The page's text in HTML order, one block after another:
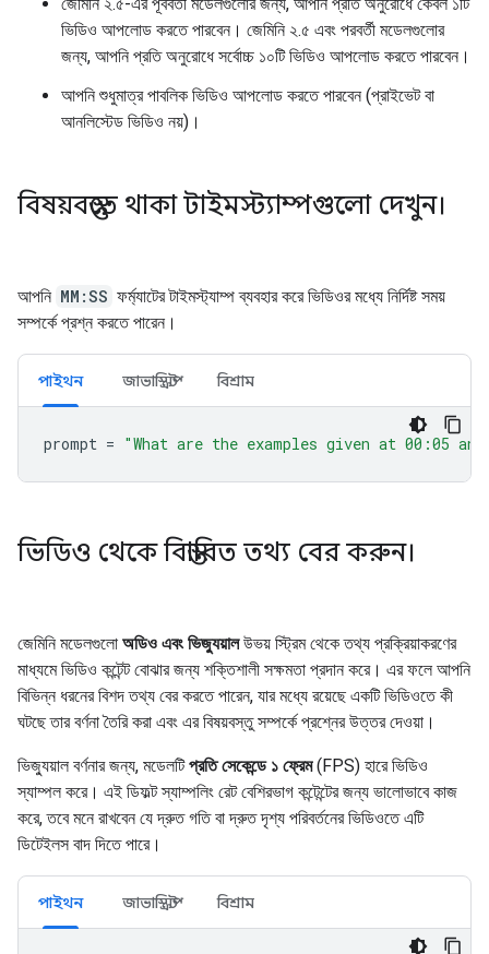
ভিডিও আপলোড করতে পারবেন। জেমিনি ২.৫ এবং পরবর্তী মডেলগুলোর
জন্য, আপনি প্রতি অনুরোধে সর্বোচ্চ ১০টি ভিডিও আপলোড করতে পারবেন।
আপনি শুধুমাত্র পাবলিক ভিডিও আপলোড করতে পারবেন (প্রাইভেট বা
আনলিস্টেড ভিডিও নয়)।
বিষয়বস্তুতে থাকা টাইমস্ট্যাম্পগুলো দেখুন।
আপনি MM:SS ফর্ম্যাটের টাইমস্ট্যাম্প ব্যবহার করে ভিডিওর মধ্যে নির্দিষ্ট সময়
সম্পর্কে প্রশ্ন করতে পারেন।
পাইথন জাভাস্ক্রিপ্ট বিশ্রাম
prompt = "What are the examples given at 00:05
ভিডিও থেকে বিস্তারিত তথ্য বের করুন।
জেমিনি মডেলগুলো অডিও এবং ভিজ্যুয়ালউভয় স্ট্রিম থেকে তথ্য প্রক্রিয়াকরণের
মাধ্যমে ভিডিও কন্টেন্ট বোঝার জন্য শক্তিশালী সক্ষমতা প্রদান করে। এর ফলে আপনি
বিভিন্ন ধরনের বিশদ তথ্য বের করতে পারেন, যার মধ্যে রয়েছে একটি ভিডিওতে কী
ঘটছে তার বর্ণনা তৈরি করা এবং এর বিষয়বস্তু সম্পর্কে প্রশ্নের উত্তর দেওয়া।
ভিজ্যুয়াল বর্ণনার জন্য, মডেলটিপ্রতি সেকেন্ডে ১ ফ্রেম(FPS) হারে ভিডিও
স্যাম্পল করে। এই ডিফল্ট স্যাম্পলিং রেট বেশিরভাগ কন্টেন্টের জন্য ভালোভাবে কাজ
করে, তবে মনে রাখবেন যে দ্রুত গতি বা দ্রুত দৃশ্য পরিবর্তনের ভিডিওতে এটি
ডিটেইলস বাদ দিতে পারে।
পাইথন জাভাস্ক্রিপ্ট বিশ্রাম